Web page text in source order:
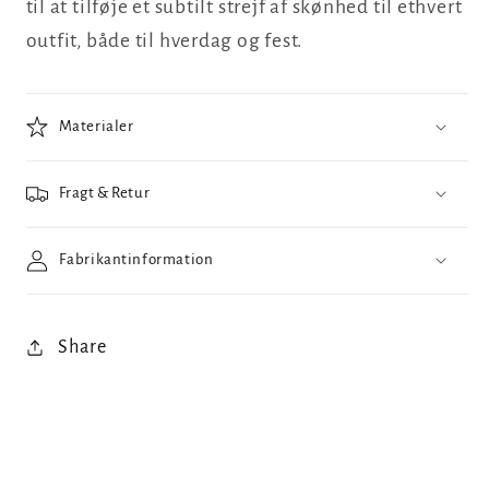
til at tilføje et subtilt strejf af skønhed til ethvert
outfit, både til hverdag og fest.
Materialer
Fragt & Retur
Fabrikantinformation
Share